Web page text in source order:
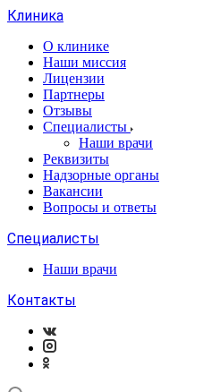
Клиника
О клинике
Наши миссия
Лицензии
Партнеры
Отзывы
Специалисты
Наши врачи
Реквизиты
Надзорные органы
Вакансии
Вопросы и ответы
Специалисты
Наши врачи
Контакты